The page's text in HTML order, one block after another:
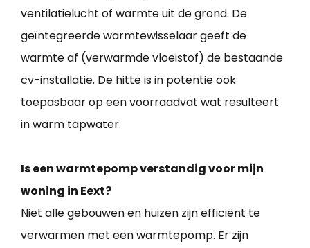
ventilatielucht of warmte uit de grond. De
geïntegreerde warmtewisselaar geeft de
warmte af (verwarmde vloeistof) de bestaande
cv-installatie. De hitte is in potentie ook
toepasbaar op een voorraadvat wat resulteert
in warm tapwater.
Is een warmtepomp verstandig voor mijn
woning in Eext?
Niet alle gebouwen en huizen zijn efficiënt te
verwarmen met een warmtepomp. Er zijn